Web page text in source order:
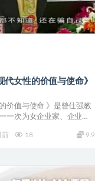
代女性的价值与使命》
价值与使命 》是曾仕强教
一次为女企业家、企业家
前
18 9.9